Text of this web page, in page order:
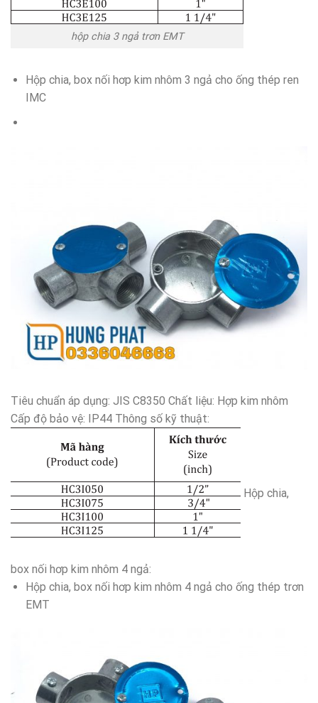
hộp chia 3 ngả trơn EMT
Hộp chia, box nối hơp kim nhôm 3 ngả cho ống thép ren
IMC
Tiêu chuẩn áp dụng: JIS C8350 Chất liệu: Hợp kim nhôm
Cấp độ bảo vệ: IP44 Thông số kỹ thuật:
Hộp chia,
box nối hơp kim nhôm 4 ngả:
Hộp chia, box nối hơp kim nhôm 4 ngả cho ống thép trơn
EMT